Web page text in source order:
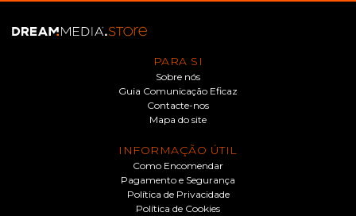
PARA SI
Sobre nós
Guia Comunicação Eficaz
Contacte-nos
Mapa do site
INFORMAÇÃO ÚTIL
Como Encomendar
Pagamento e Segurança
Política de Privacidade
Política de Cookies